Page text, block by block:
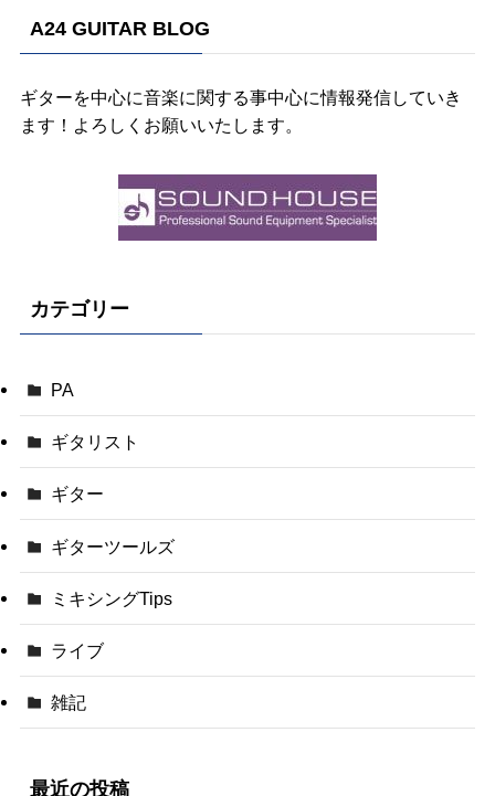
A24 GUITAR BLOG
ギターを中心に音楽に関する事中心に情報発信していき
ます！よろしくお願いいたします。
カテゴリー
PA
ギタリスト
ギター
ギターツールズ
ミキシングTips
ライブ
雑記
最近の投稿